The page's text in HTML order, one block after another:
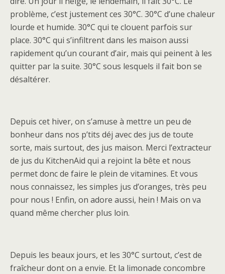
problème, c’est justement ces 30°C. 30°C d’une chaleur
lourde et humide. 30°C qui te clouent parfois sur
place. 30°C qui s’infiltrent dans les maison aussi
rapidement qu’un courant d’air, mais qui peinent à les
quitter par la suite. 30°C sous lesquels il fait bon se
désaltérer.
Depuis cet hiver, on s’amuse à mettre un peu de
bonheur dans nos p’tits déj avec des jus de toute
sorte, mais surtout, des jus maison. Merci l’extracteur
de jus du KitchenAid qui a rejoint la bête et nous
permet donc de faire le plein de vitamines. Et vous
nous connaissez, les simples jus d’oranges, très peu
pour nous ! Enfin, on adore aussi, hein ! Mais on va
quand même chercher plus loin.
Depuis les beaux jours, et les 30°C surtout, c’est de
fraîcheur dont on a envie. Et la limonade concombre